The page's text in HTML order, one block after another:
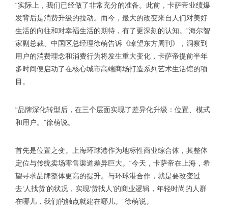
“实际上，我们已经做了非常充分的准备。此前，卡萨帝业绩爆
发背后是消费升级的拉动。而今，最大的改变来自人们对美好
生活的向往和对幸福生活的期待，有了更深刻的认知。”海尔智
家副总裁、中国区总经理徐萌告诉《瞭望东方周刊》，洞察到
用户的消费理念和消费行为将发生重大变化，卡萨帝提前半年
多时间便启动了在核心城市高端商场打造系列艺术生活馆的项
目。
“品牌深化转型后，在三个层面实现了差异化升级：位置、模式
和用户。”徐萌说。
首先是位置之变。上海环球港作为地标性商业综合体，其整体
定位与传统卖场零售渠道差异巨大。“今天，卡萨帝在上海，希
望寻求品牌整体更高的提升。与环球港合作，就是要改变过
去‘人找货’的状况，实现‘货找人’的商业逻辑，年轻时尚的人群
在哪儿，我们的触点就建在哪儿。”徐萌说。